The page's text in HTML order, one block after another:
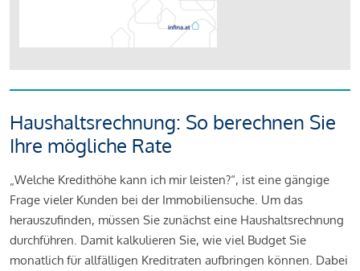
Haushaltsrechnung: So berechnen Sie
Ihre mögliche Rate
„Welche Kredithöhe kann ich mir leisten?“, ist eine gängige
Frage vieler Kunden bei der Immobiliensuche. Um das
herauszufinden, müssen Sie zunächst eine Haushaltsrechnung
durchführen. Damit kalkulieren Sie, wie viel Budget Sie
monatlich für allfälligen Kreditraten aufbringen können. Dabei